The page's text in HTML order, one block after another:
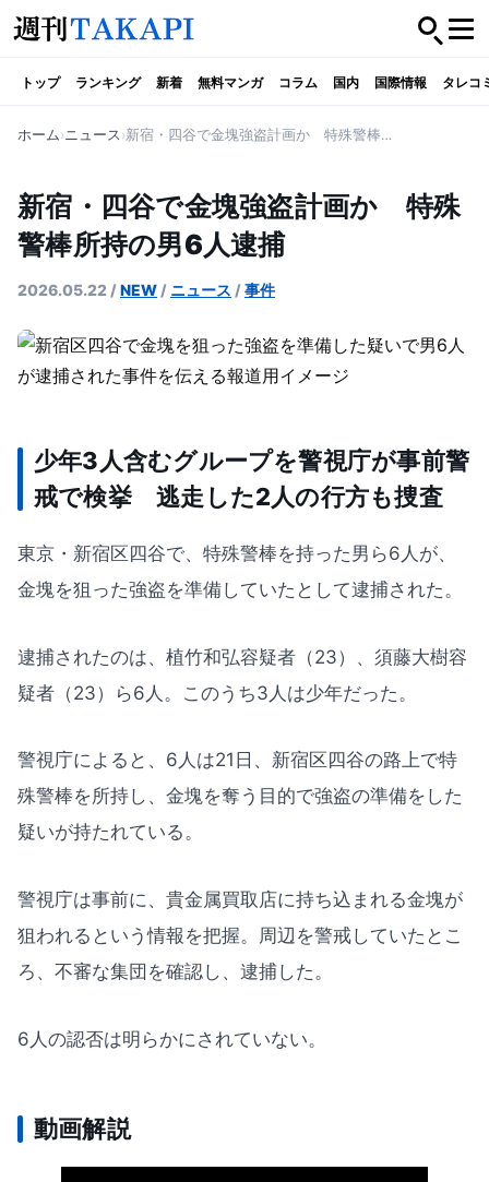
トップ ランキング 新着 無料マンガ コラム 国内 国際情報 タレコ
ホーム ニュース 新宿・四谷で金塊強盗計画か 特殊警棒所持の男6人逮捕
新宿・四谷で金塊強盗計画か 特殊
警棒所持の男6人逮捕
2026.05.22 /NEW / ニュース /事件
少年3人含むグループを警視庁が事前警
戒で検挙 逃走した2人の行方も捜査
東京・新宿区四谷で、特殊警棒を持った男ら6人が、
金塊を狙った強盗を準備していたとして逮捕された。
逮捕されたのは、植竹和弘容疑者（23）、須藤大樹容
疑者（23）ら6人。このうち3人は少年だった。
警視庁によると、6人は21日、新宿区四谷の路上で特
殊警棒を所持し、金塊を奪う目的で強盗の準備をした
疑いが持たれている。
警視庁は事前に、貴金属買取店に持ち込まれる金塊が
狙われるという情報を把握。周辺を警戒していたとこ
ろ、不審な集団を確認し、逮捕した。
6人の認否は明らかにされていない。
動画解説